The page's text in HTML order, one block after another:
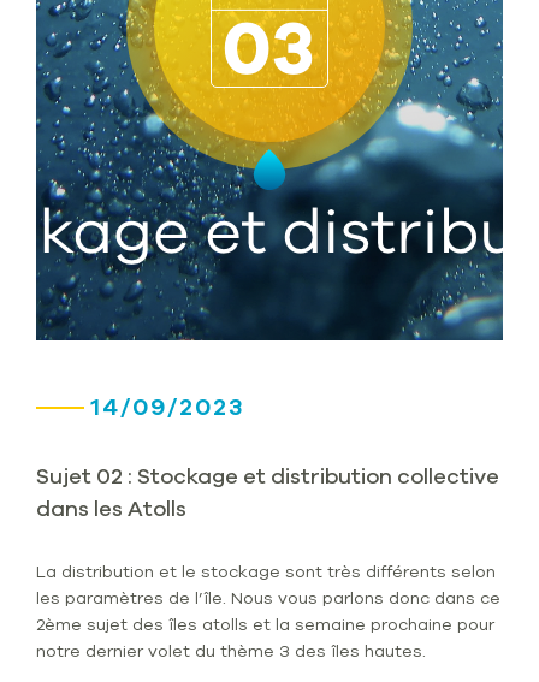
14/09/2023
Sujet 02 : Stockage et distribution collective
dans les Atolls
La distribution et le stockage sont très différents selon
les paramètres de l’île. Nous vous parlons donc dans ce
2ème sujet des îles atolls et la semaine prochaine pour
notre dernier volet du thème 3 des îles hautes.